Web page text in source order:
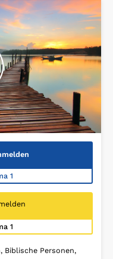
1
1
Biblische Personen,